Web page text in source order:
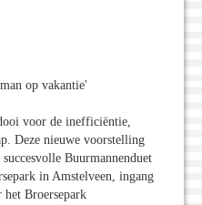
op vakantie'
voor de inefficiëntie,
Deze nieuwe voorstelling
Buurmannenduet
in Amstelveen, ingang
Broersepark